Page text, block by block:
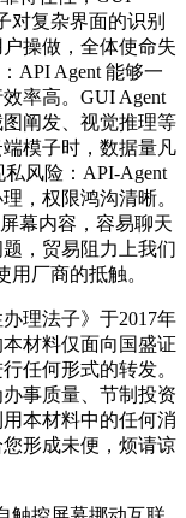
对复杂界面的识别
操做，全体使命失
API Agent 能够一
率高。GUI Agent
阐发、视觉推理等
模子时，数据量凡
风险：API-Agent
，权限鸿沟清晰。
幕内容，容易聊天
，贸易阻力上我们
厂商的抵触。
理法子》于2017年
材料仅面向国盛证
任何形式的转发。
事质量、节制投资
本材料中的任何消
形成未便，烦请谅